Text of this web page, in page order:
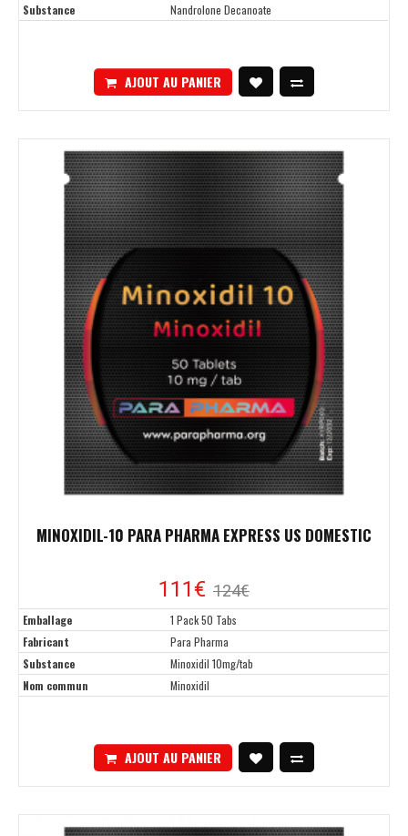
Substance
Nandrolone Decanoate
AJOUT AU PANIER
MINOXIDIL-10 PARA PHARMA EXPRESS US DOMESTIC
111€ 124€
Emballage
1 Pack 50 Tabs
Fabricant
Para Pharma
Substance
Minoxidil 10mg/tab
Nom commun
Minoxidil
AJOUT AU PANIER